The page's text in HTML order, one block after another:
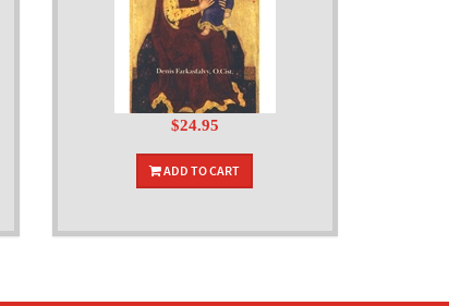
$24.95
ADD TO CART